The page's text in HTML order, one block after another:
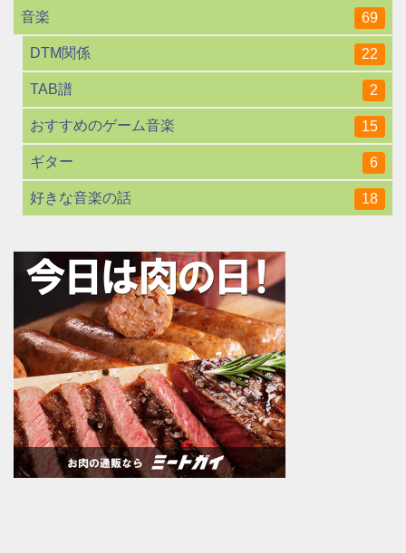
音楽 69
DTM関係 22
TAB譜 2
おすすめのゲーム音楽 15
ギター 6
好きな音楽の話 18